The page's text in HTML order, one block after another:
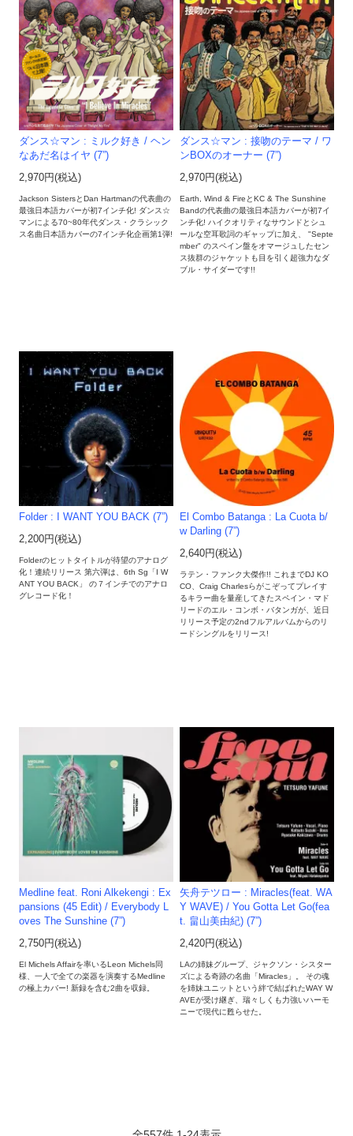
ダンス☆マン : ミルク好き / ヘン
なあだ名はイヤ (7”)
2,970円(税込)
Jackson SistersとDan Hartmanの代表曲の
最強日本語カバーが初7インチ化! ダンス☆
マンによる70~80年代ダンス・クラシック
ス名曲日本語カバーの7インチ化企画第1弾!
ダンス☆マン : 接吻のテーマ / ワ
ンBOXのオーナー (7”)
2,970円(税込)
Earth, Wind & FireとKC & The Sunshine
Bandの代表曲の最強日本語カバーが初7イ
ンチ化! ハイクオリティなサウンドとシュ
ールな空耳歌詞のギャップに加え、 "Septe
mber" のスペイン盤をオマージュしたセン
ス抜群のジャケットも目を引く超強力なダ
ブル・サイダーです!!
Folder : I WANT YOU BACK (7”)
2,200円(税込)
Folderのヒットタイトルが待望のアナログ
化！連続リリース 第六弾は、6th Sg「I W
ANT YOU BACK」 の７インチでのアナロ
グレコード化！
El Combo Batanga : La Cuota b/
w Darling (7”)
2,640円(税込)
ラテン・ファンク大傑作!! これまでDJ KO
CO、Craig Charlesらがこぞってプレイす
るキラー曲を量産してきたスペイン・マド
リードのエル・コンボ・バタンガが、近日
リリース予定の2ndフルアルバムからのリ
ードシングルをリリース!
Medline feat. Roni Alkekengi : Ex
pansions (45 Edit) / Everybody L
oves The Sunshine (7”)
2,750円(税込)
El Michels Affairを率いるLeon Michels同
様、一人で全ての楽器を演奏するMedline
の極上カバー! 新録を含む2曲を収録。
矢舟テツロー : Miracles(feat. WA
Y WAVE) / You Gotta Let Go(fea
t. 畠山美由紀) (7”)
2,420円(税込)
LAの姉妹グループ、ジャクソン・シスター
ズによる奇跡の名曲「Miracles」。 その魂
を姉妹ユニットという絆で結ばれたWAY W
AVEが受け継ぎ、瑞々しくも力強いハーモ
ニーで現代に甦らせた。